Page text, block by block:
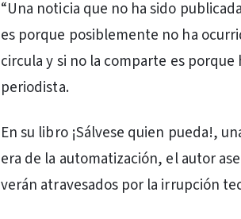
“Una noticia que no ha sido
es porque posiblemente no ha
circula y si no la comparte es
periodista.
En su libro ¡Sálvese quien pueda!,
era de la automatización, el autor
verán atravesados por la irrupción